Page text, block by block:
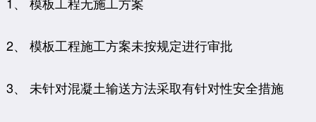
2、 模板工程施工方案未按规定进行审批
3、 未针对混凝土输送方法采取有针对性安全措施